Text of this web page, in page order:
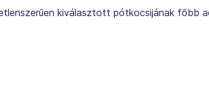
kiválasztott pótkocsijának főbb